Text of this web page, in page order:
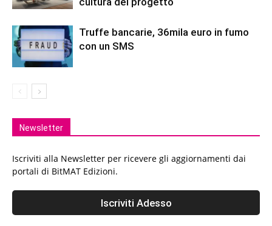
Truffe bancarie, 36mila euro in fumo
con un SMS
Newsletter
Iscriviti alla Newsletter per ricevere gli aggiornamenti dai
portali di BitMAT Edizioni.